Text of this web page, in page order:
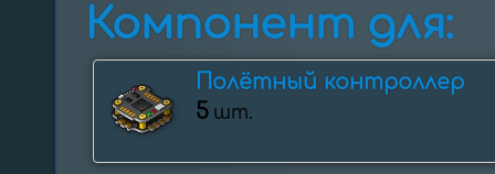
Компонент для:
Полётный контроллер
5 шт.